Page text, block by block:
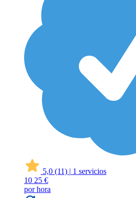
5,0 (11) | 1 servicios
10 25 €
por hora